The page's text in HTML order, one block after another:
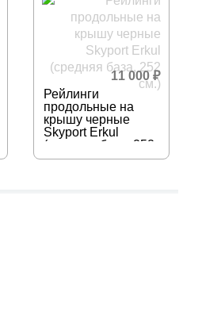
Рейлинги
продольные на
крышу черные
Skyport Erkul
(средняя база, 252
см.)
11 000₽